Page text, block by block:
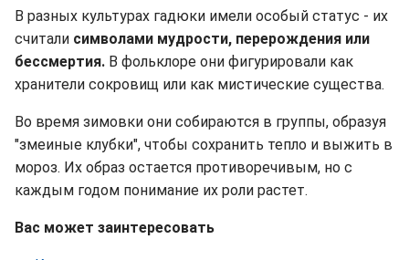
В разных культурах гадюки имели особый статус - их
считали символами мудрости, перерождения или
бессмертия. В фольклоре они фигурировали как
хранители сокровищ или как мистические существа.
Во время зимовки они собираются в группы, образуя
"змеиные клубки", чтобы сохранить тепло и выжить в
мороз. Их образ остается противоречивым, но с
каждым годом понимание их роли растет.
Вас может заинтересовать